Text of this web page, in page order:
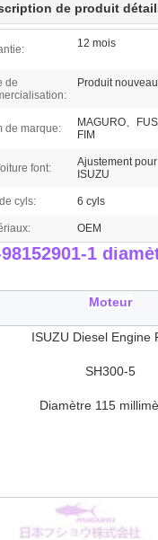
de produit
12 mois
de
Produit
de marque:
MAGURO、
FIM
font:
Ajustement pour
ISUZU
cyls: 6 cyls
OEM
1
Moteur
ISUZU Diesel Engine
SH300-5
Diamètre 115